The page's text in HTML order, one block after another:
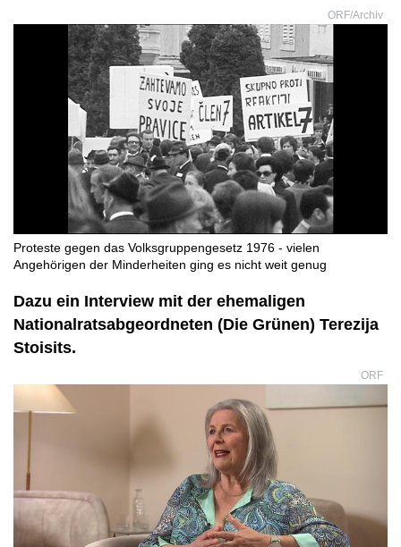
ORF/Archiv
Proteste gegen das Volksgruppengesetz 1976 - vielen
Angehörigen der Minderheiten ging es nicht weit genug
Dazu ein Interview mit der ehemaligen
Nationalratsabgeordneten (Die Grünen) Terezija
Stoisits.
ORF